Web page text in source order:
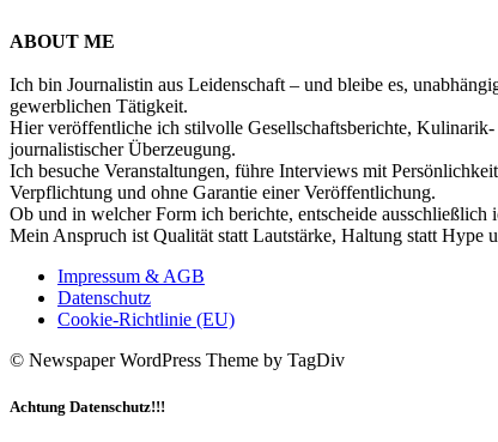
ABOUT ME
Ich bin Journalistin aus Leidenschaft – und bleibe es,
gewerblichen Tätigkeit.
Hier veröffentliche ich stilvolle Gesellschaftsberichte, Kulinarik-
journalistischer Überzeugung.
Ich besuche Veranstaltungen, führe Interviews mit
Verpflichtung und ohne Garantie einer Veröffentlichung.
Ob und in welcher Form ich berichte, entscheide
Mein Anspruch ist Qualität statt Lautstärke, Haltung statt
Impressum & AGB
Datenschutz
Cookie-Richtlinie (EU)
© Newspaper WordPress Theme by TagDiv
Achtung Datenschutz!!!